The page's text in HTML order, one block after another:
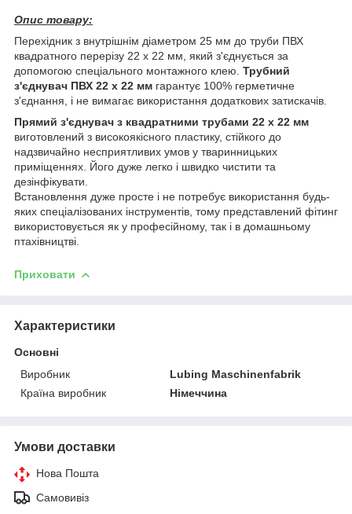
Опис товару:
Перехідник з внутрішнім діаметром 25 мм до труби ПВХ
квадратного перерізу 22 x 22 мм, який з'єднується за
допомогою спеціального монтажного клею. Трубний
з'єднувач ПВХ 22 x 22 мм гарантує 100% герметичне
з'єднання, і не вимагає використання додаткових затискачів.
Прямий з'єднувач з квадратними трубами 22 x 22 мм
виготовлений з високоякісного пластику, стійкого до
надзвичайно несприятливих умов у тваринницьких
приміщеннях. Його дуже легко і швидко чистити та
дезінфікувати.
Встановлення дуже просте і не потребує використання будь-
яких спеціалізованих інструментів, тому представлений фітинг
використовується як у професійному, так і в домашньому
птахівництві.
Приховати
Характеристики
Основні
Виробник
Lubing Maschinenfabrik
Країна виробник
Німеччина
Умови доставки
Нова Пошта
Самовивіз